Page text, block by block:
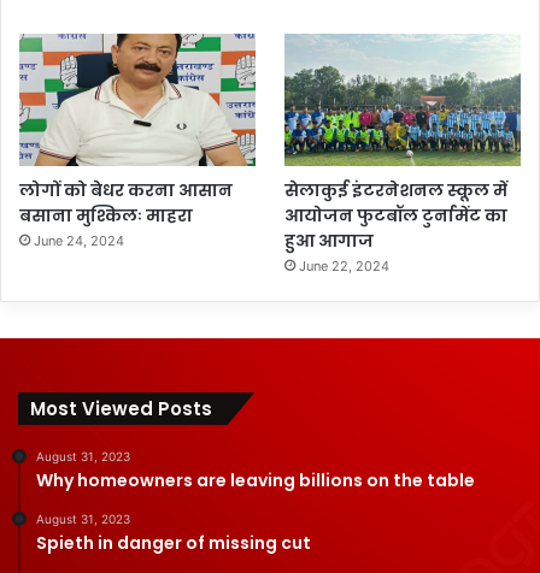
लोगों को बेधर करना आसान
बसाना मुश्किलः माहरा
June 24, 2024
सेलाकुई इंटरनेशनल स्कूल में
आयोजन फुटबॉल टुर्नामेंट का
हुआ आगाज
June 22, 2024
Most Viewed Posts
August 31, 2023
Why homeowners are leaving billions on the table
August 31, 2023
Spieth in danger of missing cut